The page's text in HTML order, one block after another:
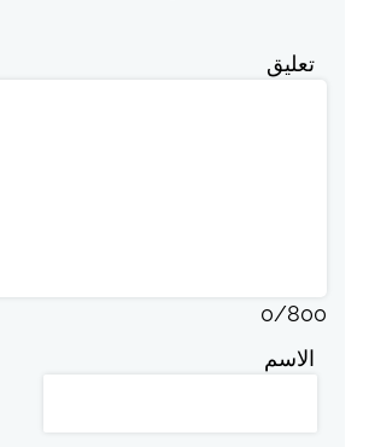
تعليق
0/800
الاسم